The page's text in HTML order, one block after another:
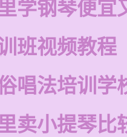
学钢琴便宜
班视频教程
唱法培训学
卖小提琴比